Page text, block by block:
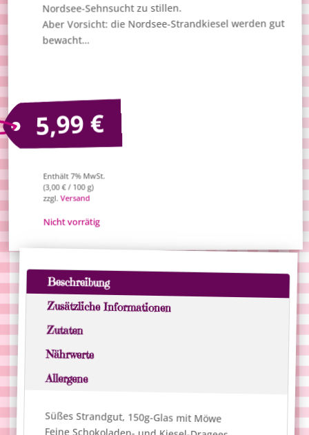
Nordsee-Sehnsucht zu stillen.
Aber Vorsicht: die Nordsee-Strandkiesel werden gut
bewacht…
5,99€
Enthält 7% MwSt.
(3,00€/ 100 g)
zzgl.Versand
Nicht vorrätig
Beschreibung
Zusätzliche Informationen
Zutaten
Nährwerte
Allergene
Süßes Strandgut, 150g-Glas mit Möwe